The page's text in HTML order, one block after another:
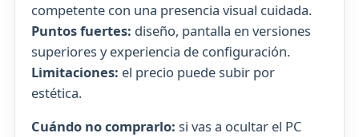
competente con una presencia visual cuidada.
Puntos fuertes: diseño, pantalla en versiones
superiores y experiencia de configuración.
Limitaciones: el precio puede subir por
estética.
Cuándo no comprarlo: si vas a ocultar el PC